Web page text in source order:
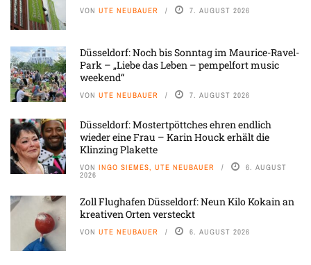
VON UTE NEUBAUER 7. AUGUST 2026
Düsseldorf: Noch bis Sonntag im Maurice-Ravel-
Park – „Liebe das Leben – pempelfort music
weekend“
VON UTE NEUBAUER 7. AUGUST 2026
Düsseldorf: Mostertpöttches ehren endlich
wieder eine Frau – Karin Houck erhält die
Klinzing Plakette
VON INGO SIEMES, UTE NEUBAUER 6. AUGUST
2026
Zoll Flughafen Düsseldorf: Neun Kilo Kokain an
kreativen Orten versteckt
VON UTE NEUBAUER 6. AUGUST 2026